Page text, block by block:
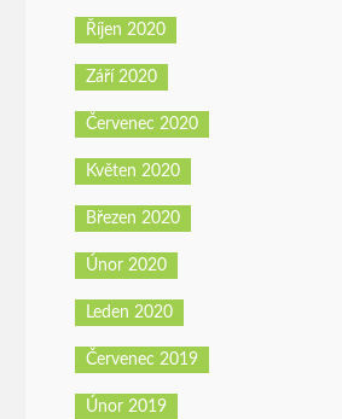
Říjen 2020
Září 2020
Červenec 2020
Květen 2020
Březen 2020
Únor 2020
Leden 2020
Červenec 2019
Únor 2019